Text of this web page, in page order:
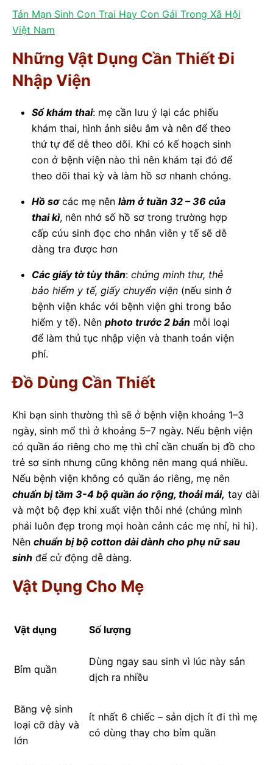
Tản Mạn Sinh Con Trai Hay Con Gái Trong Xã Hội
Việt Nam
Những Vật Dụng Cần Thiết Đi
Nhập Viện
Sổ khám thai: mẹ cần lưu ý lại các phiếu
khám thai, hình ảnh siêu âm và nên để theo
thứ tự để dễ theo dõi. Khi có kế hoạch sinh
con ở bệnh viện nào thì nên khám tại đó để
theo dõi thai kỳ và làm hồ sơ nhanh chóng.
Hồ sơcác mẹ nên làm ở tuần 32 – 36 của
thai kì, nên nhớ số hồ sơ trong trường hợp
cấp cứu sinh đọc cho nhân viên y tế sẽ dễ
dàng tra được hơn
Các giấy tờ tùy thân: chứng minh thư, thẻ
bảo hiểm y tế, giấy chuyển viện (nếu sinh ở
bệnh viện khác với bệnh viện ghi trong bảo
hiểm y tế). Nên photo trước 2 bản mỗi loại
để làm thủ tục nhập viện và thanh toán viện
phí.
Đồ Dùng Cần Thiết
Khi bạn sinh thường thì sẽ ở bệnh viện khoảng 1–3
ngày, sinh mổ thì ở khoảng 5–7 ngày. Nếu bệnh viện
có quần áo riêng cho mẹ thì chỉ cần chuẩn bị đồ cho
trẻ sơ sinh nhưng cũng không nên mang quá nhiều.
Nếu bệnh viện không có quần áo riêng, mẹ nên
chuẩn bị tầm 3-4 bộ quần áo rộng, thoải mái, tay dài
và một bộ đẹp khi xuất viện thôi nhé (chúng mình
phải luôn đẹp trong mọi hoàn cảnh các mẹ nhỉ, hi hi).
Nên chuẩn bị bộ cotton dài dành cho phụ nữ sau
sinh để cử động dễ dàng.
Vật Dụng Cho Mẹ
Vật dụng Số lượng
Bỉm quần
Dùng ngay sau sinh vì lúc này sản
dịch ra nhiều
Băng vệ sinh
loại cỡ dày và
lớn
ít nhất 6 chiếc – sản dịch ít đi thì mẹ
có dùng thay cho bỉm quần